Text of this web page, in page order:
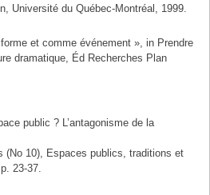
Université du Québec-Montréal, 1999.
et comme événement », in Prendre
dramatique, Éd Recherches Plan
public ? L’antagonisme de la
(No 10), Espaces publics, traditions et
23-37.